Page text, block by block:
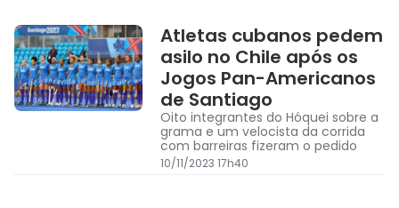
Atletas cubanos pedem
asilo no Chile após os
Jogos Pan-Americanos
de Santiago
Oito integrantes do Hóquei sobre a
grama e um velocista da corrida
com barreiras fizeram o pedido
10/11/2023 17h40